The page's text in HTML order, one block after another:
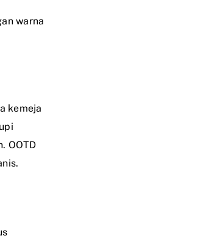
warna
kemeja
OOTD